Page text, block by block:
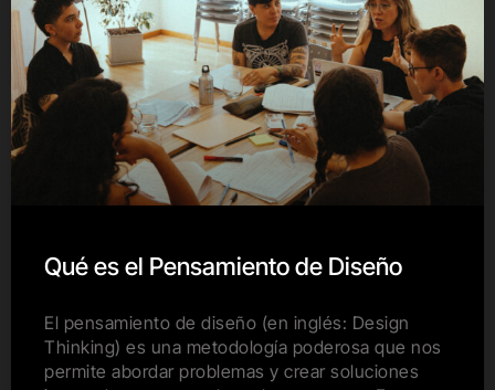
Qué es el Pensamiento de Diseño
El pensamiento de diseño (en inglés: Design
Thinking) es una metodología poderosa que nos
permite abordar problemas y crear soluciones